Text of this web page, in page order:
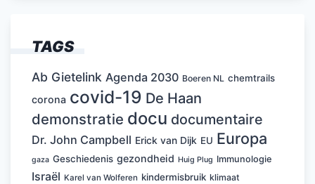
TAGS
Ab Gietelink Agenda 2030 Boeren NL chemtrails
corona covid-19 De Haan
demonstratie docu documentaire
Dr. John Campbell Erick van Dijk EU Europa
gaza Geschiedenis gezondheid Huig Plug Immunologie
Israël Karel van Wolferen kindermisbruik klimaat